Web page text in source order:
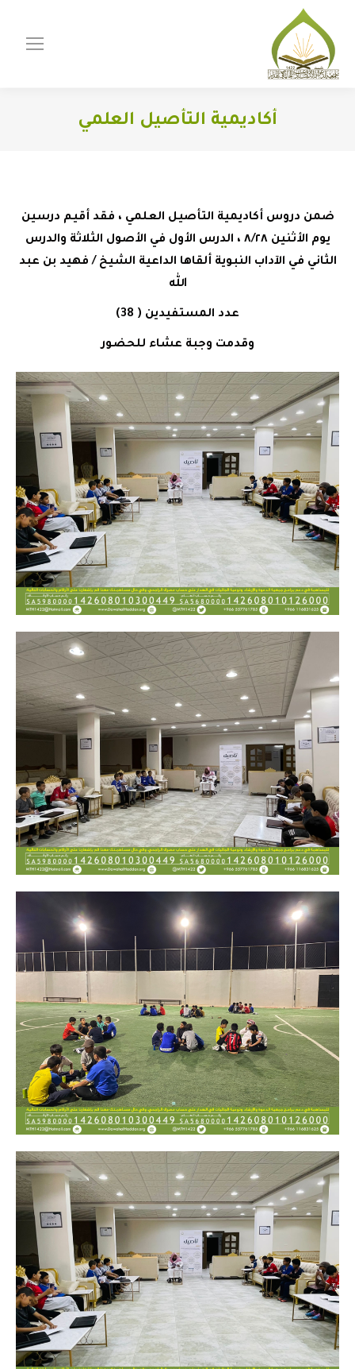
أكاديمية التأصيل العلمي
ضمن دروس أكاديمية التأصيل العلمي ، فقد أقيم درسين
يوم الأثنين ٨/٢٨ ، الدرس الأول في الأصول الثلاثة والدرس
الثاني في الآداب النبوية ألقاها الداعية الشيخ / فهيد بن عبد
الله
عدد المستفيدين ( 38)
وقدمت وجبة عشاء للحضور